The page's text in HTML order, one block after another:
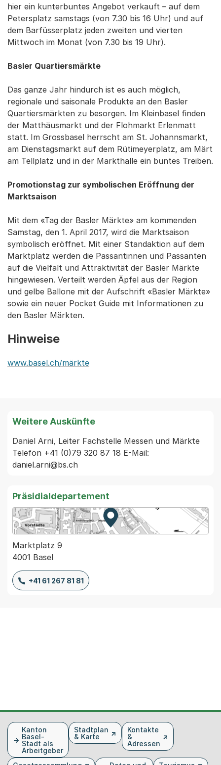
hier ein kunterbuntes Angebot verkauft – auf dem
Petersplatz samstags (von 7.30 bis 16 Uhr) und auf
dem Barfüsserplatz jeden zweiten und vierten
Mittwoch im Monat (von 7.30 bis 19 Uhr).
Basler Quartiersmärkte
Das ganze Jahr hindurch ist es auch möglich,
regionale und saisonale Produkte an den Basler
Quartiersmärkten zu besorgen. Im Kleinbasel finden
der Matthäusmarkt und der Flohmarkt Erlenmatt
statt. Im Grossbasel herrscht am St. Johannsmarkt,
am Dienstagsmarkt auf dem Rütimeyerplatz, am Märt
am Tellplatz und in der Markthalle ein buntes Treiben.
Promotionstag zur symbolischen Eröffnung der
Marktsaison
Mit dem «Tag der Basler Märkte» am kommenden
Samstag, den 1. April 2017, wird die Marktsaison
symbolisch eröffnet. Mit einer Standaktion auf dem
Marktplatz werden die Passantinnen und Passanten
auf die Vielfalt und Attraktivität der Basler Märkte
hingewiesen. Verteilt werden Äpfel aus der Region
und gelbe Ballone mit der Aufschrift «Basler Märkte»
sowie ein neuer Pocket Guide mit Informationen zu
den Basler Märkten.
Hinweise
www.basel.ch/märkte
Weitere Auskünfte
Daniel Arni, Leiter Fachstelle Messen und Märkte
Telefon +41 (0)79 320 87 18 E-Mail:
daniel.arni@bs.ch
Präsidialdepartement
Zur Karte von MapBS.
Externer Link, wird in einem
Marktplatz 9
4001 Basel
+41 61 267 81 81
FusszeileKanton
Basel-
Stadt als
Arbeitgeber
Stadtplan
& Karte
Kontakte
&
Adressen